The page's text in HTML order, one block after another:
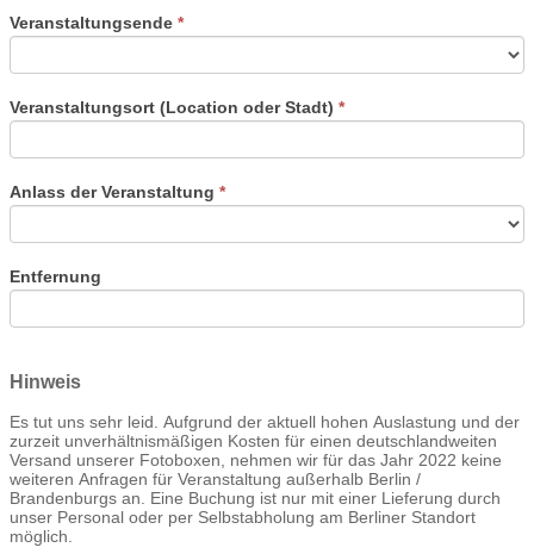
Veranstaltungsende *
Veranstaltungsort (Location oder Stadt) *
Anlass der Veranstaltung *
Entfernung
Hinweis
Es tut uns sehr leid. Aufgrund der aktuell hohen Auslastung und der
zurzeit unverhältnismäßigen Kosten für einen deutschlandweiten
Versand unserer Fotoboxen, nehmen wir für das Jahr 2022 keine
weiteren Anfragen für Veranstaltung außerhalb Berlin /
Brandenburgs an. Eine Buchung ist nur mit einer Lieferung durch
unser Personal oder per Selbstabholung am Berliner Standort
möglich.